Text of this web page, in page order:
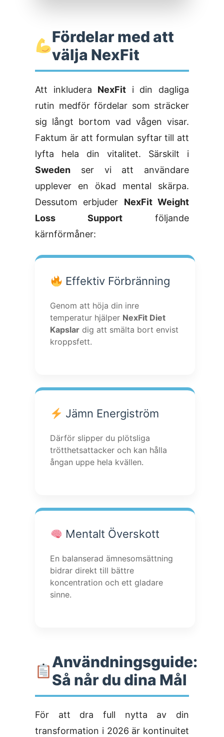
Fördelar med att
välja NexFit
Att inkludera NexFit i din dagliga
rutin medför fördelar som sträcker
sig långt bortom vad vågen visar.
Faktum är att formulan syftar till att
lyfta hela din vitalitet. Särskilt i
Sweden ser vi att användare
upplever en ökad mental skärpa.
Dessutom erbjuder NexFit Weight
Loss Support följande
kärnförmåner:
Effektiv Förbränning
Genom att höja din inre
temperatur hjälper NexFit Diet
Kapslar dig att smälta bort envist
kroppsfett.
Jämn Energiström
Därför slipper du plötsliga
trötthetsattacker och kan hålla
ångan uppe hela kvällen.
Mentalt Överskott
En balanserad ämnesomsättning
bidrar direkt till bättre
koncentration och ett gladare
sinne.
Användningsguide:
Så når du dina Mål
För att dra full nytta av din
transformation i 2026 är kontinuitet